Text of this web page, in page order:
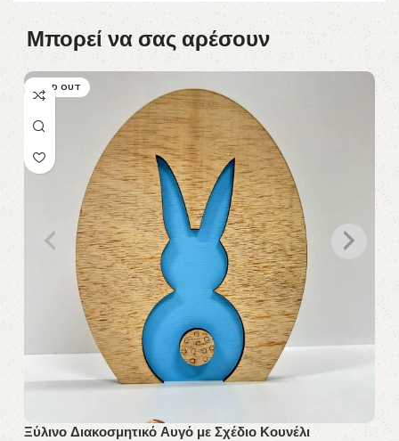
Μπορεί να σας αρέσουν
SOLD OUT
Ξύλινο Διακοσμητικό Αυγό με Σχέδιο Κουνέλι